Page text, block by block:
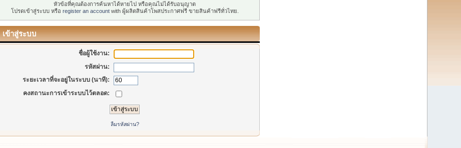
หัวข้อที่คุณต้องการค้นหาได้หายไป หรือคุณไม่ได้รับอนุญาต
โปรดเข้าสู่ระบบ หรือ register an accountwith ผู้ผลิตสินค้าโพสประกาศฟรี ขายสินค้าฟรีทั่วไทย.
เข้าสู่ระบบ
ชื่อผู้ใช้งาน:
รหัสผ่าน:
ระยะเวลาที่จะอยู่ในระบบ (นาที):
คงสถานะการเข้าระบบไว้ตลอด:
ลืมรหัสผ่าน?